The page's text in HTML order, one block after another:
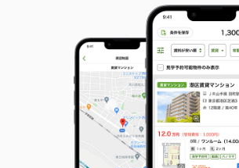
兵庫県三木市志染
22.77m²
間取り
ワンルーム
兵庫県明石市朝霧町３丁目
価 格
5.80万円
住 所
兵庫県明石市朝霧町
専有面積 20.28m²
間取り
1K